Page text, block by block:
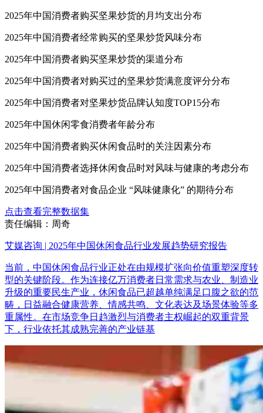
2025年中国消费者购买坚果炒货的月均支出分布
2025年中国消费者经常购买的坚果炒货风味分布
2025年中国消费者购买坚果炒货的渠道分布
2025年中国消费者对购买过的坚果炒货满意度评分分布
2025年中国消费者对坚果炒货品牌认知度TOP15分布
2025年中国休闲零食消费者年龄分布
2025年中国消费者购买休闲食品时的关注因素分布
2025年中国消费者选择休闲食品时对风味与健康的考虑分布
2025年中国消费者对食品企业 “风味健康化” 的期待分布
点击查看完整数据集
责任编辑：周奇
艾媒咨询 | 2025年中国休闲食品行业发展趋势研究报告
当前，中国休闲食品行业正处在由规模扩张向价值重塑深度转
型的关键阶段。作为连接亿万消费者日常需求与农业、制造业
升级的重要民生产业，休闲食品已超越单纯满足口腹之欲的范
畴，日益融合健康营养、情感共鸣、文化表达及场景体验等多
重属性。在市场竞争日趋激烈与消费者主权崛起的双重背景
下，行业依托其成熟完善的产业链基